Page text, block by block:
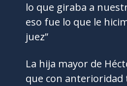
lo que giraba a
eso fue lo que le
juez”
La hija mayor de
que con anterioridad